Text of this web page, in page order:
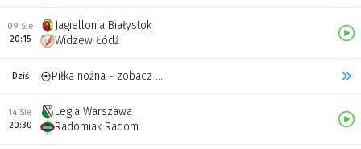
09 Sie
20:15
Jagiellonia Białystok
Widzew Łódź
Dziś Piłka nożna - zobacz inne transmisje
14 Sie
20:30
Legia Warszawa
Radomiak Radom